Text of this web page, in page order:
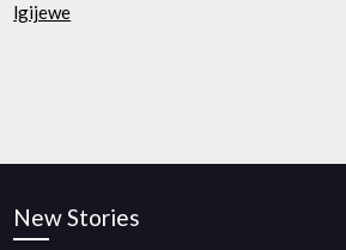
lgijewe
New Stories